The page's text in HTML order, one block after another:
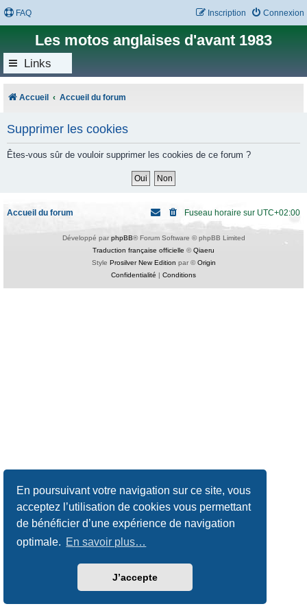
En poursuivant votre navigation sur ce site, vous
acceptez l’utilisation de cookies vous permettant
de bénéficier d’une expérience de navigation
optimale. En savoir plus…
J’accepte
FAQ Connexion
Inscription
Les motos anglaises d'avant 1983
Links
Accueil Accueil du forum
Supprimer les cookies
Êtes-vous sûr de vouloir supprimer les cookies de ce forum ?
Accueil du forum Fuseau horaire sur UTC+02:00
Développé par phpBB® Forum Software © phpBB Limited
Traduction française officielle ©Qiaeru
Style Prosilver New Edition par ©Origin
Confidentialité | Conditions